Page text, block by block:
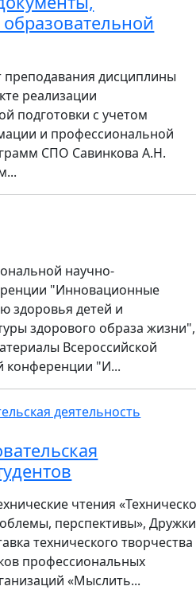
дисциплины
реализации
подготовки с учетом
и профессиональной
СПО Савинкова А.Н.
научно-
"Инновационные
здоровья детей и
здорового образа жизни",
Всероссийской
конференции "И...
чтения
перспективы»,
технического творчества
профессиональных
«Мыслить...